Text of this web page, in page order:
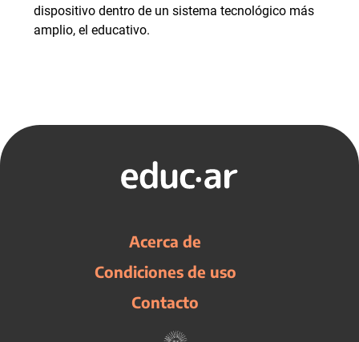
dispositivo dentro de un sistema tecnológico más
amplio, el educativo.
Acerca de
Condiciones de uso
Contacto